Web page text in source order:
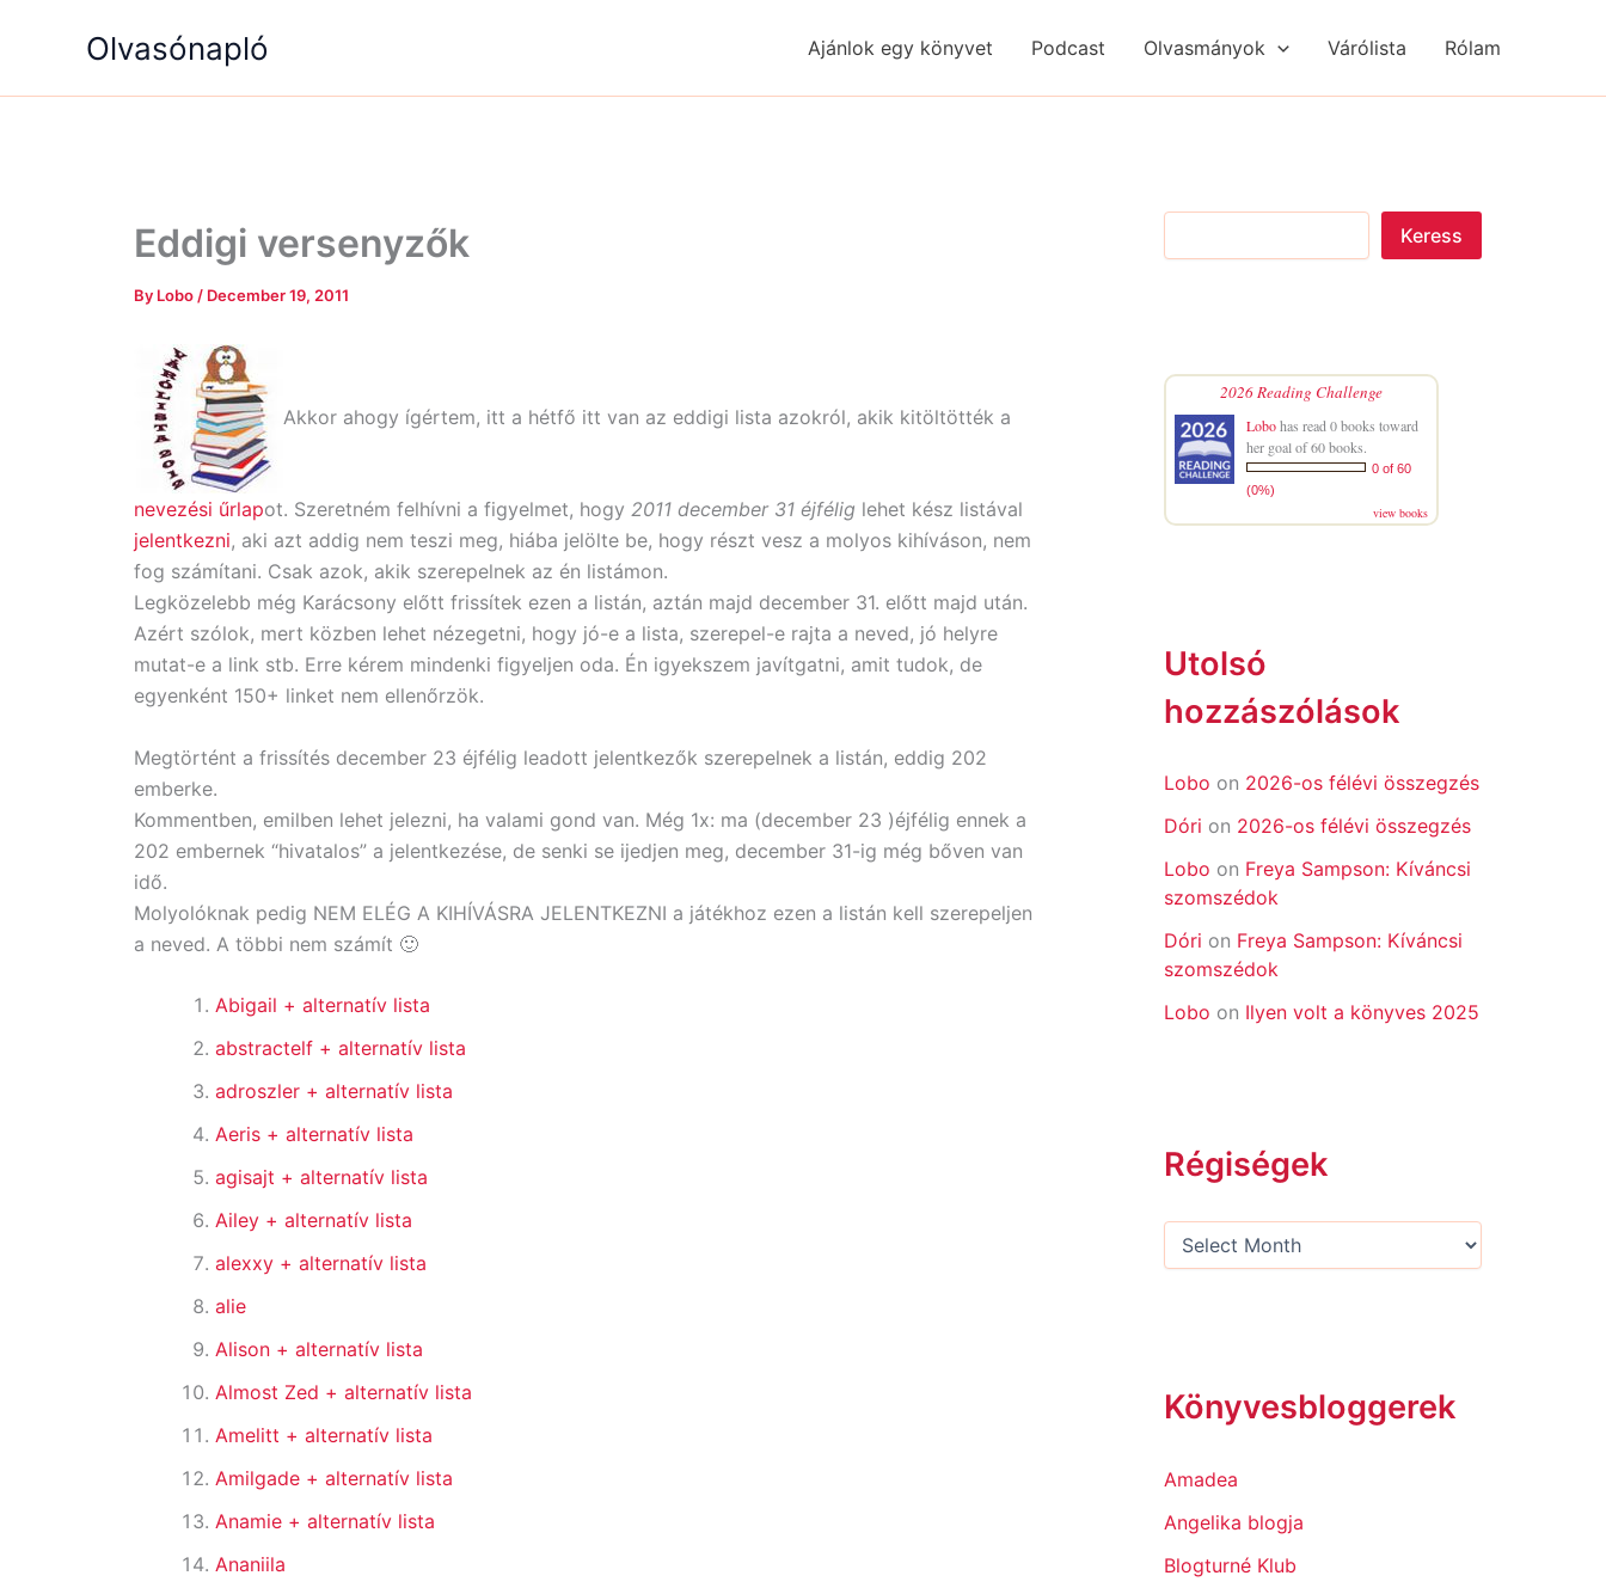
Olvasónapló Ajánlok egy könyvet Podcast Olvasmányok Várólista Rólam
Eddigi versenyzők
By Lobo / December 19, 2011
Akkor ahogy ígértem, itt a hétfő itt van az eddigi lista azokról, akik kitöltötték a
nevezési űrlapot. Szeretném felhívni a figyelmet, hogy 2011 december 31 éjfélig lehet kész listával
jelentkezni, aki azt addig nem teszi meg, hiába jelölte be, hogy részt vesz a molyos kihíváson, nem
fog számítani. Csak azok, akik szerepelnek az én listámon.
Legközelebb még Karácsony előtt frissítek ezen a listán, aztán majd december 31. előtt majd után.
Azért szólok, mert közben lehet nézegetni, hogy jó-e a lista, szerepel-e rajta a neved, jó helyre
mutat-e a link stb. Erre kérem mindenki figyeljen oda. Én igyekszem javítgatni, amit tudok, de
egyenként 150+ linket nem ellenőrzök.
Megtörtént a frissítés december 23 éjfélig leadott jelentkezők szerepelnek a listán, eddig 202
emberke.
Kommentben, emilben lehet jelezni, ha valami gond van. Még 1x: ma (december 23 )éjfélig ennek a
202 embernek “hivatalos” a jelentkezése, de senki se ijedjen meg, december 31-ig még bőven van
idő.
Molyolóknak pedig NEM ELÉG A KIHÍVÁSRA JELENTKEZNI a játékhoz ezen a listán kell szerepeljen
a neved. A többi nem számít 🙂
Abigail + alternatív lista
abstractelf + alternatív lista
adroszler + alternatív lista
Aeris + alternatív lista
agisajt + alternatív lista
Ailey + alternatív lista
alexxy + alternatív lista
alie
Alison + alternatív lista
Almost Zed + alternatív lista
Amelitt + alternatív lista
Amilgade + alternatív lista
Anamie + alternatív lista
Ananiila
a
Keress
2026 Reading Challenge
Lobohas read 0 books toward
her goal of 60 books.
0 of 60
(0%)
view books
Utolsó
hozzászólások
Lobo on 2026-os félévi összegzés
Dóri on 2026-os félévi összegzés
Lobo on Freya Sampson: Kíváncsi
szomszédok
Dóri on Freya Sampson: Kíváncsi
szomszédok
Lobo on Ilyen volt a könyves 2025
Régiségek
g
Könyvesbloggerek
Amadea
Angelika blogja
Blogturné Klub
g